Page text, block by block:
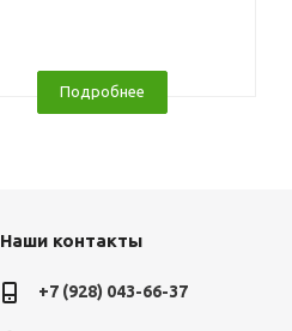
Подробнее
Наши контакты
+7 (928) 043-66-37